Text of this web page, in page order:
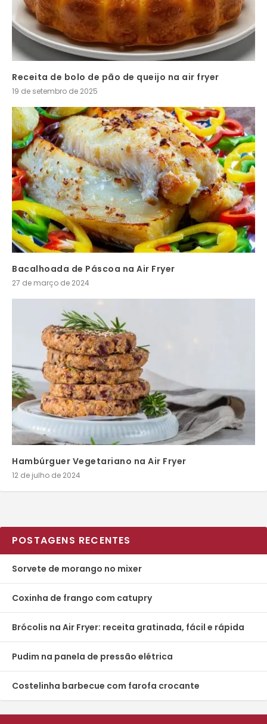
Receita de bolo de pão de queijo na air fryer
19 de setembro de 2025
Bacalhoada de Páscoa na Air Fryer
27 de março de 2024
Hambúrguer Vegetariano na Air Fryer
12 de julho de 2024
POSTAGENS RECENTES
Sorvete de morango no mixer
Coxinha de frango com catupry
Brócolis na Air Fryer: receita gratinada, fácil e rápida
Pudim na panela de pressão elétrica
Costelinha barbecue com farofa crocante